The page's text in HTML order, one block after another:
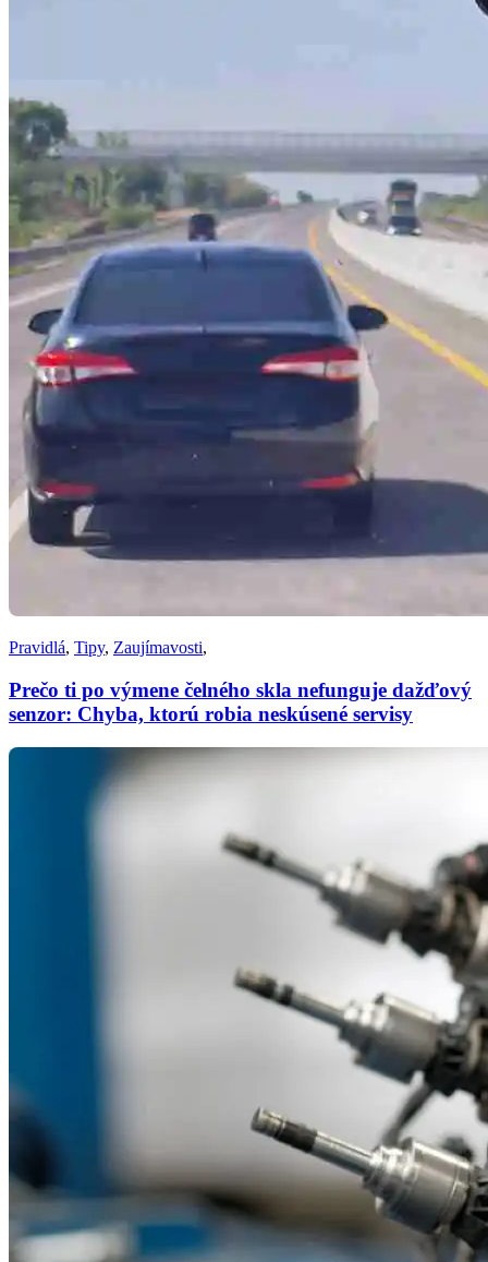
Pravidlá, Tipy, Zaujímavosti,
Prečo ti po výmene čelného skla nefunguje dažďový
senzor: Chyba, ktorú robia neskúsené servisy